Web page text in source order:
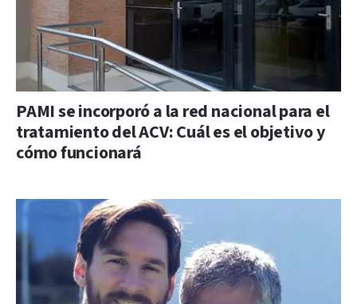
PAMI se incorporó a la red nacional para el
tratamiento del ACV: Cuál es el objetivo y
cómo funcionará